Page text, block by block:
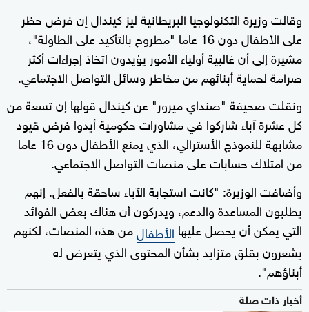
وقالت وزيرة التكنولوجيا البريطانية ليز كيندال إن فرض حظر
على الأطفال دون 16 عاما "مطروح بالتأكيد على الطاولة"،
مشيرة إلى أن غالبية أولياء الأمور يؤيدون اتخاذ إجراءات أكثر
صرامة لحماية أبنائهم من مخاطر وسائل التواصل الاجتماعي.
ونقلت صحيفة "صنداي ميرور" عن كيندال قولها إن تسعة من
كل عشرة آباء شاركوا في مشاورات حكومية أيدوا فرض قيود
مشابهة للنموذج الأسترالي، الذي يمنع الأطفال دون 16 عاما
من امتلاك حسابات على منصات التواصل الاجتماعي.
وأضافت الوزيرة: "كانت استجابة الآباء ساحقة بالفعل. إنهم
يطلبون المساعدة والدعم، ويدركون أن هناك بعض الفوائد
التي يمكن أن يحصل عليها الأطفالمن هذه المنصات، لكنهم
يشعرون بقلق متزايد بشأن المحتوى الذي يتعرض له
أبناؤهم".
أخبار ذات صلة